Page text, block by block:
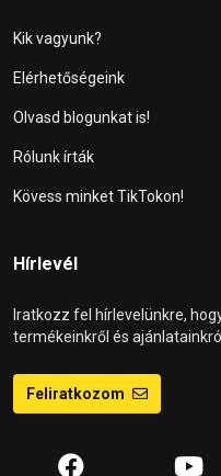
Kik vagyunk?
Elérhetőségeink
Olvasd blogunkat is!
Rólunk írták
Kövess minket TikTokon!
Hírlevél
Iratkozz fel hírlevelünkre,
termékeinkről és
Feliratkozom